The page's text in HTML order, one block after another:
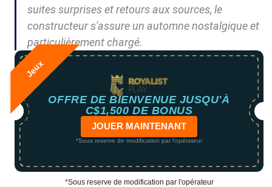
suites surprises et retours aux sources, le
constructeur s'assure un automne nostalgique et
particulièrement chargé.
Jeux
OFFRE DE BIENVENUE JUSQU'À
C$1,500 DE BONUS
JOUER MAINTENANT
*Sous reserve de modification par l'opérateur
*Sous reserve de modification par l'opérateur